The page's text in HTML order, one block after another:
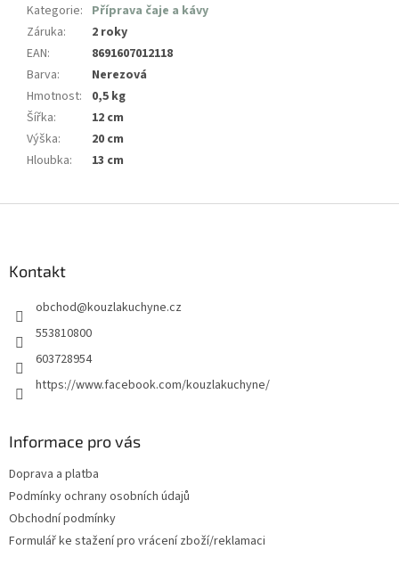
Kategorie: Příprava čaje a kávy
Záruka:
2 roky
EAN:
8691607012118
Barva:
Nerezová
Hmotnost:
0,5 kg
Šířka:
12 cm
Výška:
20 cm
Hloubka: 13 cm
Kontakt
obchod@kouzlakuchyne.cz
553810800
603728954
https://www.facebook.com/kouzlakuchyne/
Informace pro vás
Doprava a platba
Podmínky ochrany osobních údajů
Obchodní podmínky
Formulář ke stažení pro vrácení zboží/reklamaci